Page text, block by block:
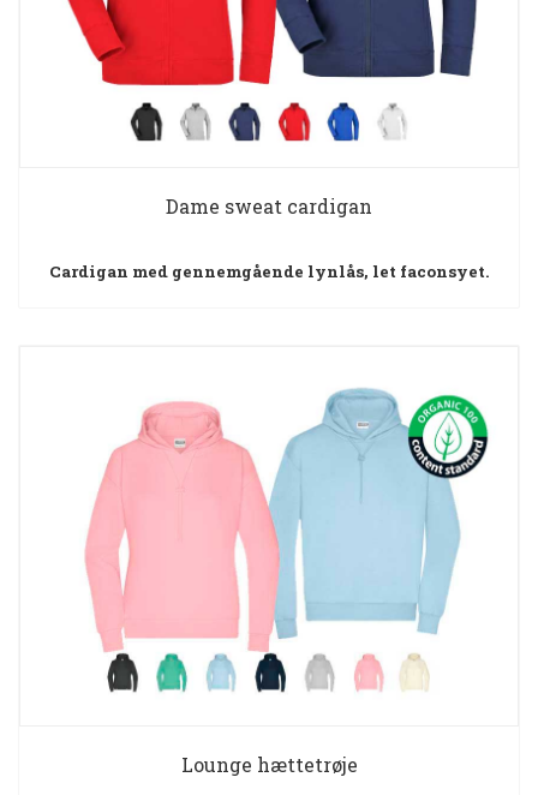
Dame sweat cardigan
Cardigan med gennemgående lynlås, let faconsyet.
Lounge hættetrøje